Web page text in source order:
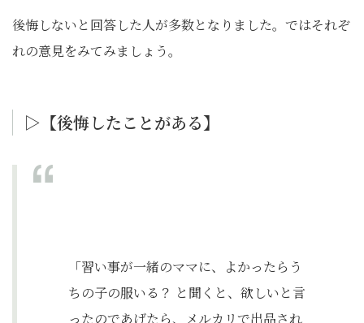
後悔しないと回答した人が多数となりました。ではそれぞ
れの意見をみてみましょう。
▷【後悔したことがある】
「習い事が一緒のママに、よかったらう
ちの子の服いる？ と聞くと、欲しいと言
ったのであげたら、メルカリで出品され